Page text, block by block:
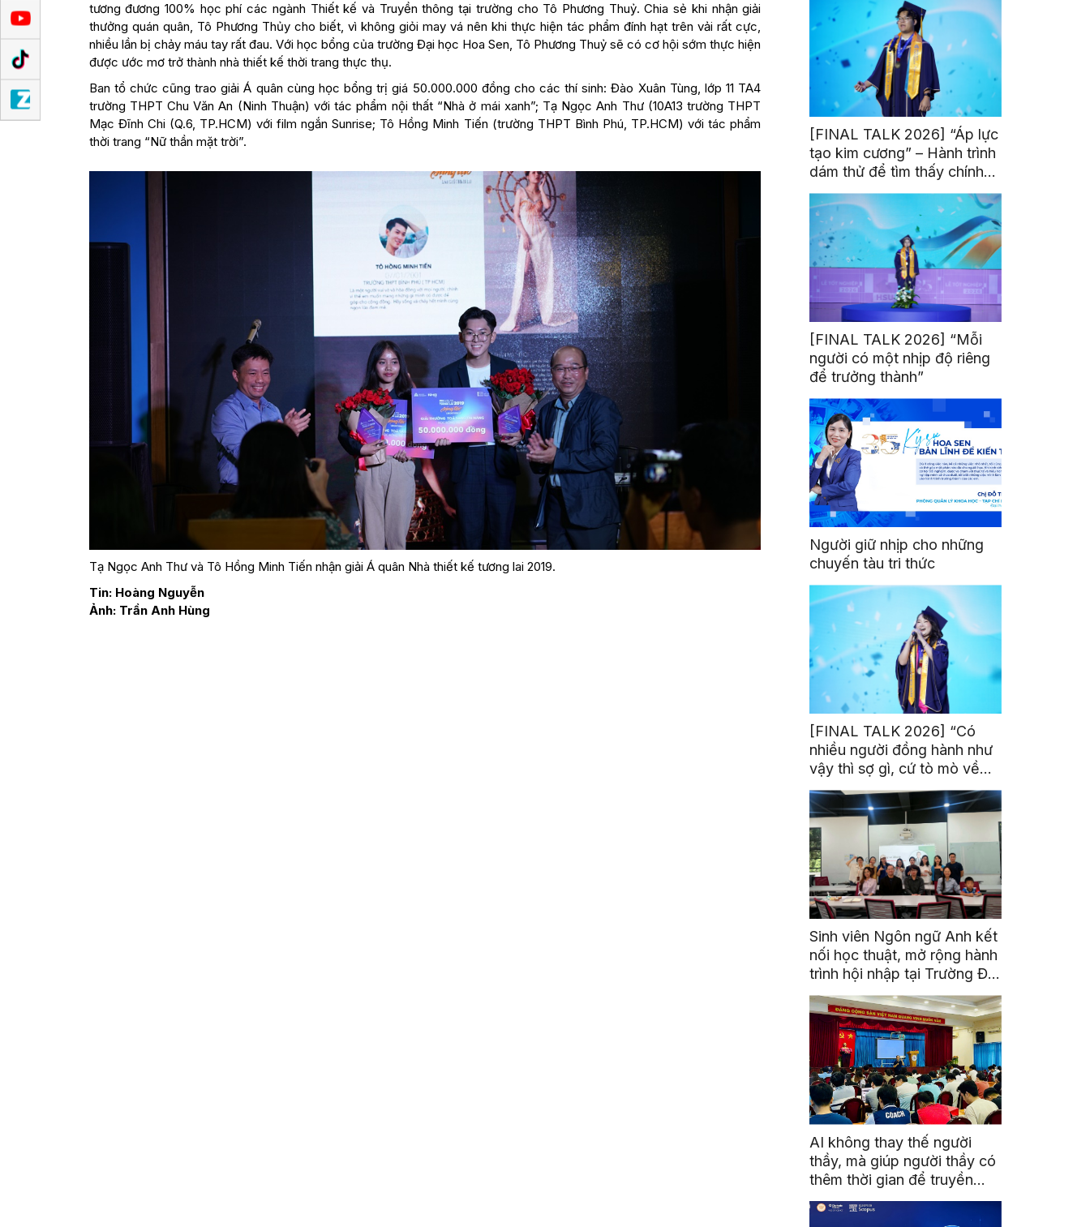
tương đương 100% học phí các ngành Thiết kế và Truyền thông tại trường cho Tô Phương Thuỷ. Chia sẻ khi nhận giải
thưởng quán quân, Tô Phương Thủy cho biết, vì không giỏi may vá nên khi thực hiện tác phẩm đính hạt trên vải rất cực,
nhiều lần bị chảy máu tay rất đau. Với học bổng của trường Đại học Hoa Sen, Tô Phương Thuỷ sẽ có cơ hội sớm thực hiện
được ước mơ trở thành nhà thiết kế thời trang thực thụ.
Ban tổ chức cũng trao giải Á quân cùng học bổng trị giá 50.000.000 đồng cho các thí sinh: Đào Xuân Tùng, lớp 11 TA4
trường THPT Chu Văn An (Ninh Thuận) với tác phẩm nội thất “Nhà ở mái xanh”; Tạ Ngọc Anh Thư (10A13 trường THPT
Mạc Đĩnh Chi (Q.6, TP.HCM) với film ngắn Sunrise; Tô Hồng Minh Tiến (trường THPT Bình Phú, TP.HCM) với tác phẩm
thời trang “Nữ thần mặt trời”.
Tạ Ngọc Anh Thư và Tô Hồng Minh Tiến nhận giải Á quân Nhà thiết kế tương lai 2019.
Tin: Hoàng Nguyễn
Ảnh: Trần Anh Hùng
[FINAL TALK 2026] “Áp lực
tạo kim cương” – Hành trình
dám thử để tìm thấy chính
mình
[FINAL TALK 2026] “Mỗi
người có một nhịp độ riêng
để trưởng thành”
Người giữ nhịp cho những
chuyến tàu tri thức
[FINAL TALK 2026] “Có
nhiều người đồng hành như
vậy thì sợ gì, cứ tò mò về
thế giới thôi”
Sinh viên Ngôn ngữ Anh kết
nối học thuật, mở rộng hành
trình hội nhập tại Trường Đại
học Quốc gia Malaysia
AI không thay thế người
thầy, mà giúp người thầy có
thêm thời gian để truyền
cảm hứng